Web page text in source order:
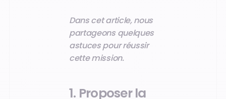
Dans cet article, nous
partageons quelques
astuces pour réussir
cette mission.
1. Proposer la